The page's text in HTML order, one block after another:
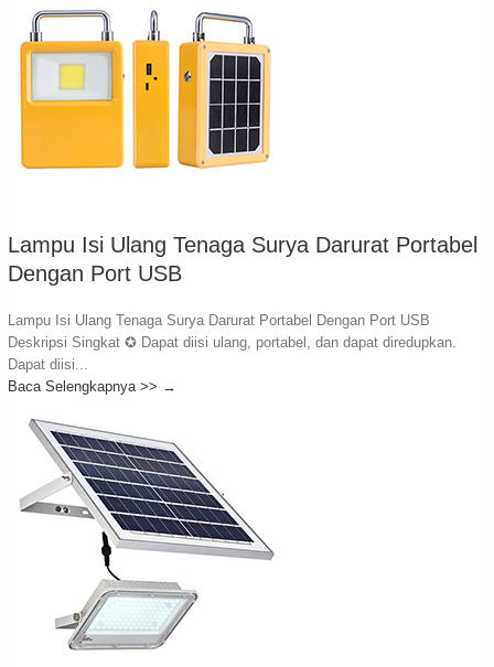
Lampu Isi Ulang Tenaga Surya Darurat Portabel
Dengan Port USB
Lampu Isi Ulang Tenaga Surya Darurat Portabel Dengan Port USB
Deskripsi Singkat ✪ Dapat diisi ulang, portabel, dan dapat diredupkan.
Dapat diisi...
Baca Selengkapnya >> →